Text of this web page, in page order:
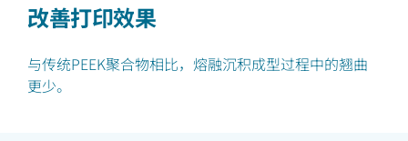
改善打印效果
与传统PEEK聚合物相比，熔融沉积成型过程中的翘曲
更少。